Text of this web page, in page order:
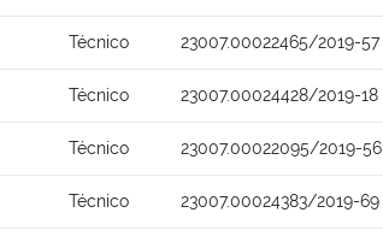
Técnico 23007.00022465/2019-57
Técnico 23007.00024428/2019-18
Técnico 23007.00022095/2019-56
Técnico 23007.00024383/2019-69